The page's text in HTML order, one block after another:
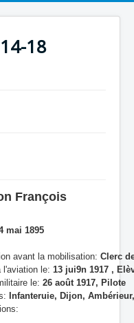
18
François
mai 1895
avant la mobilisation: Clerc
l'aviation le: 13 jui9n 1917 ,
le: 26 août 1917, Pilote
Infanteruie, Dijon,